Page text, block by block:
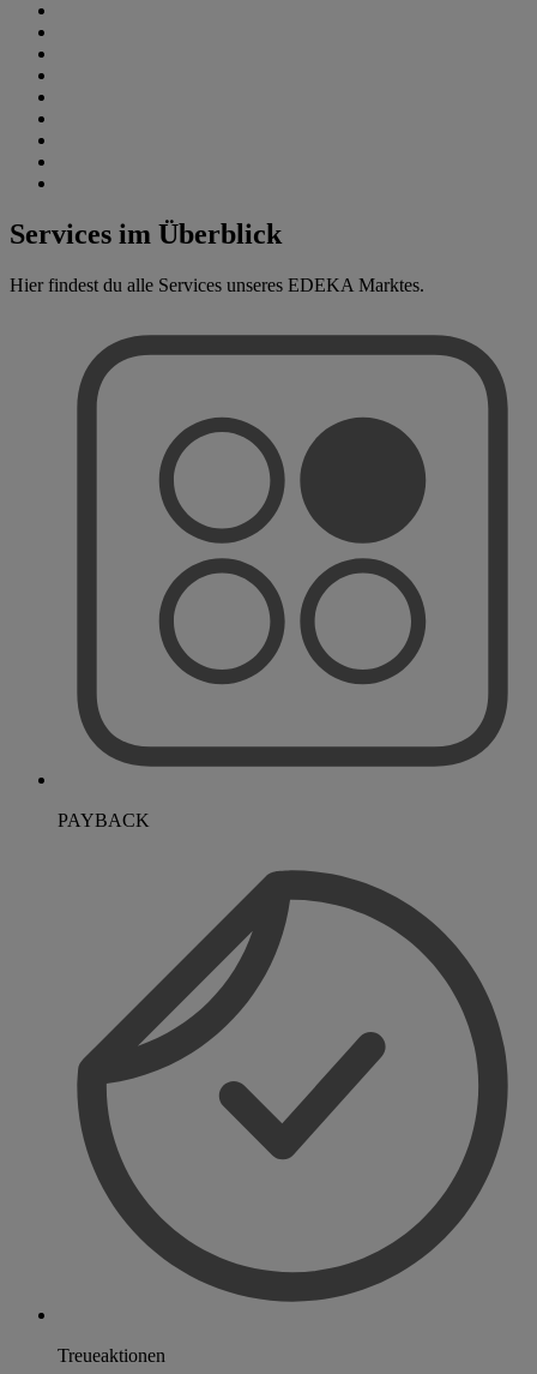
Services im Überblick
Hier findest du alle Services unseres EDEKA Marktes.
PAYBACK
Treueaktionen